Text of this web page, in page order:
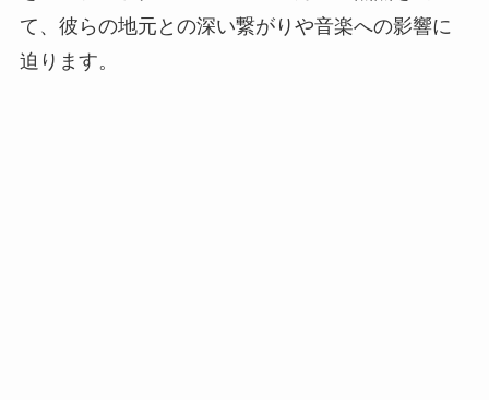
て、彼らの地元との深い繋がりや音楽への影響に
迫ります。